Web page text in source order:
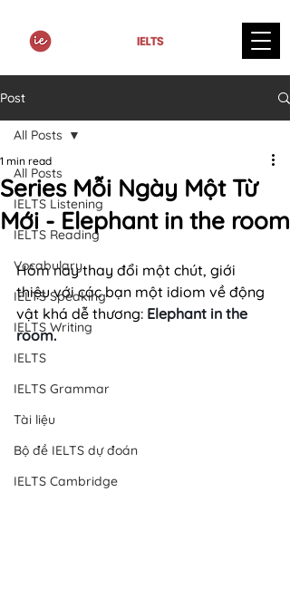
Post
All Posts
IELTS Listening
IELTS Reading
Vocabulary
IELTS Speaking
IELTS Writing
IELTS
IELTS Grammar
Tài liệu
Bộ đề IELTS dự đoán
IELTS Cambridge
All Posts
Series Mỗi Ngày Một Từ
Mới - Elephant in the room
1 min read
Hôm nay thay đổi một chút, giới
thiệu với các bạn một idiom về động
vật khá dễ thương: Elephant in the
room.